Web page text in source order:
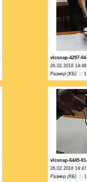
vlcsnap-4297-
26.02.2018
Размер (KБ) :
vlcsnap-6445-
26.02.2018
Размер (KБ) :